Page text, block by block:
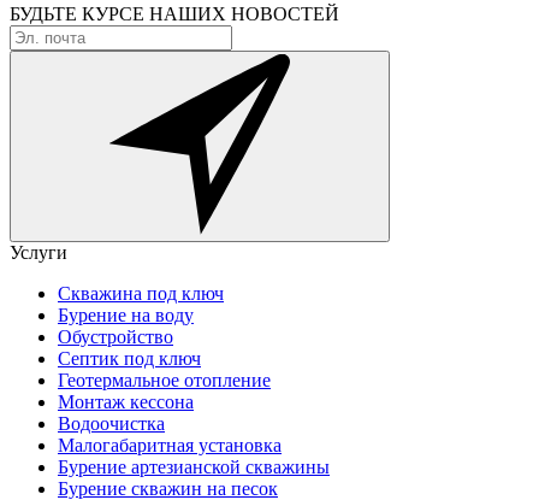
БУДЬТЕ КУРСЕ НАШИХ НОВОСТЕЙ
Услуги
Скважина под ключ
Бурение на воду
Обустройство
Септик под ключ
Геотермальное отопление
Монтаж кессона
Водоочистка
Малогабаритная установка
Бурение артезианской скважины
Бурение скважин на песок